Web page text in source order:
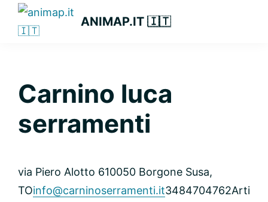
Passa
Passa
Passa
primaria
ANIMAP.IT 🇮🇹
Carnino luca
serramenti
via Piero Alotto 610050 Borgone Susa,
TOinfo@carninoserramenti.it3484704762Arti